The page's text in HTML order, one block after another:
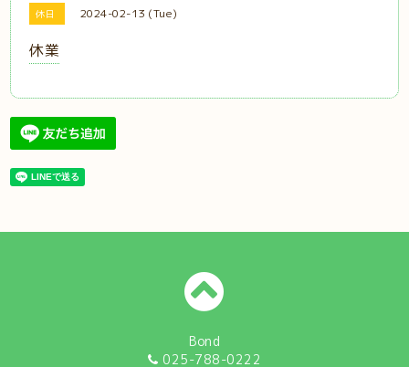
休日 2024-02-13 (Tue)
休業
Bond
025-788-0222